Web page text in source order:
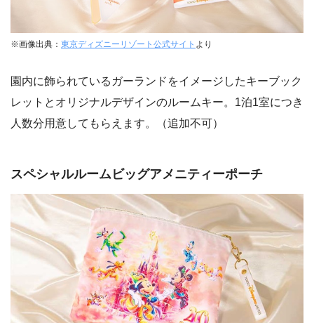
※画像出典： 東京ディズニーリゾート公式サイト より
園内に飾られているガーランドをイメージしたキーブック
レットとオリジナルデザインのルームキー。1泊1室につき
人数分用意してもらえます。（追加不可）
スペシャルルームビッグアメニティーポーチ